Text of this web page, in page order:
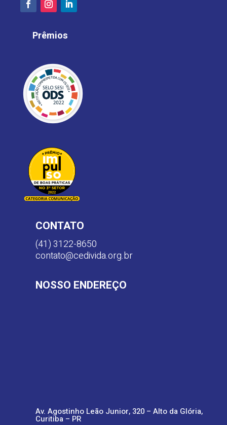
Prêmios
CONTATO
(41) 3122-8650
contato@cedivida.org.br
NOSSO ENDEREÇO
Av. Agostinho Leão Junior, 320 – Alto da Glória,
Curitiba – PR